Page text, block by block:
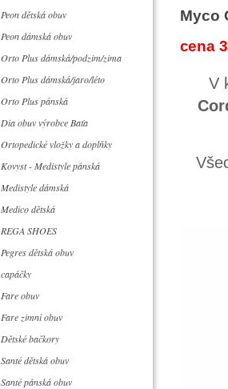
Myco
cena
V
Peon dětská obuv
Peon dámská obuv
Orto Plus dámská/podzim/zima
Orto Plus dámská/jaro/léto
Orto Plus pánská
Dia obuv výrobce Baťa
Ortopedické vložky a doplňky
Kovyst - Medistyle pánská
Medistyle dámská
Medico dětská
REGA SHOES
Pegres dětská obuv
capáčky
Fare obuv
Fare zimní obuv
Dětské bačkory
Santé dětská obuv
Santé pánská obuv